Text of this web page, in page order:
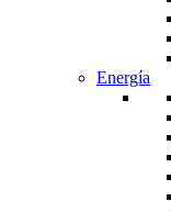
Energía